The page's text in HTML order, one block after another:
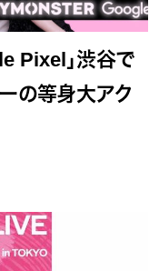
Pixel」渋谷で
の等身大アク